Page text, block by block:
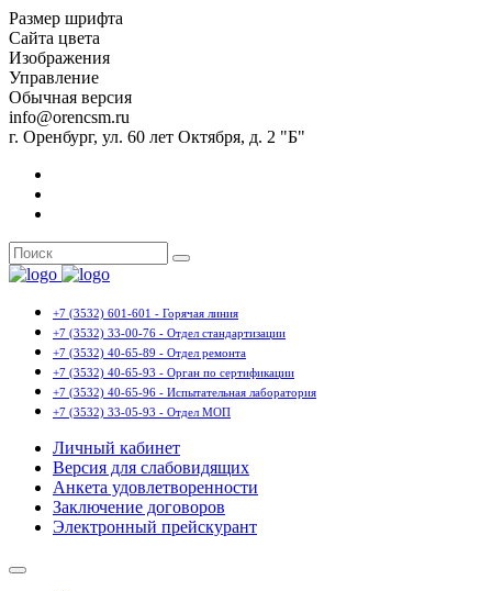
Размер шрифта
Сайта цвета
Изображения
Управление
Обычная версия
info@orencsm.ru
г. Оренбург, ул. 60 лет Октября, д. 2 "Б"
+7 (3532) 601-601 - Горячая линия
+7 (3532) 33-00-76 - Отдел стандартизации
+7 (3532) 40-65-89 - Отдел ремонта
+7 (3532) 40-65-93 - Орган по сертификации
+7 (3532) 40-65-96 - Испытательная лаборатория
+7 (3532) 33-05-93 - Отдел МОП
Личный кабинет
Версия для слабовидящих
Анкета удовлетворенности
Заключение договоров
Электронный прейскурант